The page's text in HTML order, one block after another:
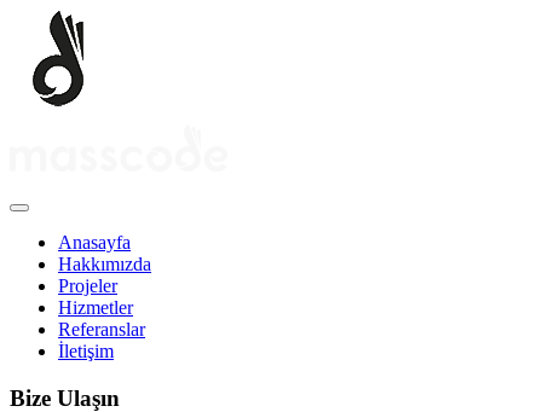
Anasayfa
Hakkımızda
Projeler
Hizmetler
Referanslar
İletişim
Bize Ulaşın